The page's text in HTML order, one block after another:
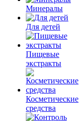
Минералы
Для детей
Пищевые
экстракты
Косметические
средства